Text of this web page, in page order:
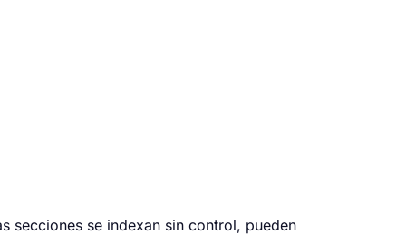
secciones se indexan sin control, pueden